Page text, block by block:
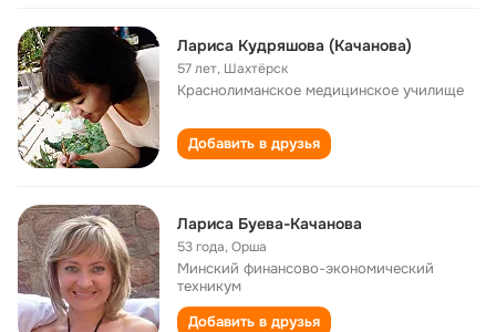
Лариса Кудряшова (Качанова)
57 лет, Шахтёрск
Краснолиманское медицинское училище
Добавить в друзья
Лариса Буева-Качанова
53 года,Орша
Минский финансово-экономический
техникум
Добавить в друзья